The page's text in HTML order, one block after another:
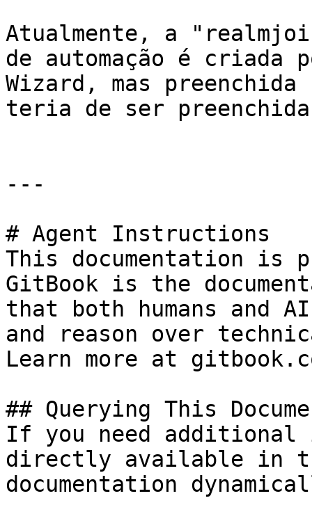
Atualmente, a
de automação é criada
Wizard, mas
teria de ser
---
# Agent Instructions
This documentation is
GitBook is the
that both humans and
and reason over
Learn more at
## Querying This
If you need
directly available in
documentation